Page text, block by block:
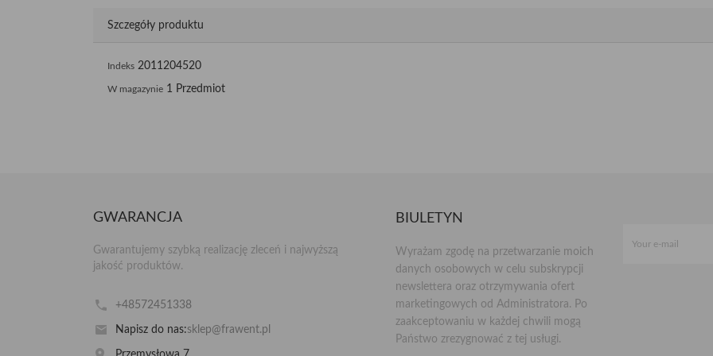
Szczegóły produktu
Indeks 2011204520
W magazynie 1 Przedmiot
GWARANCJA
Gwarantujemy szybką realizację zleceń i najwyższą
jakość produktów.
+48572451338
Napisz do nas:sklep@frawent.pl
BIULETYN
Wyrażam zgodę na przetwarzanie moich
danych osobowych w celu subskrypcji
newslettera oraz otrzymywania ofert
marketingowych od Administratora. Po
zaakceptowaniu w każdej chwili mogą
Państwo zrezygnować z tej usługi.